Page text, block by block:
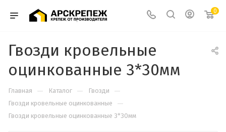
0
Гвозди кровельные
оцинкованные 3*30мм
Главная — Каталог — Гвозди —
Гвозди кровельные оцинкованные —
Гвозди кровельные оцинкованные 3*30мм